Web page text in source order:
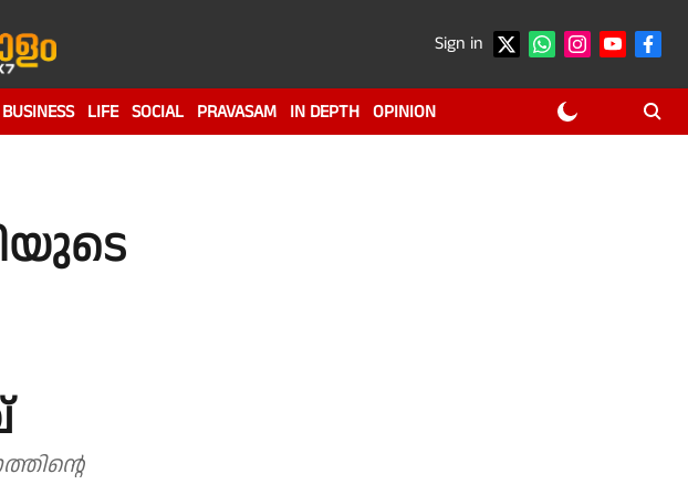
Sign in
BUSINESS LIFE SOCIAL PRAVASAM IN DEPTH OPINION